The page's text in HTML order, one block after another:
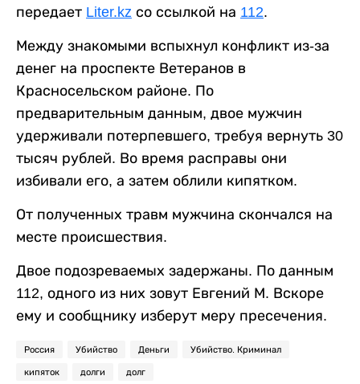
передает Liter.kz со ссылкой на 112.
Между знакомыми вспыхнул конфликт из-за
денег на проспекте Ветеранов в
Красносельском районе. По
предварительным данным, двое мужчин
удерживали потерпевшего, требуя вернуть 30
тысяч рублей. Во время расправы они
избивали его, а затем облили кипятком.
От полученных травм мужчина скончался на
месте происшествия.
Двое подозреваемых задержаны. По данным
112, одного из них зовут Евгений М. Вскоре
ему и сообщнику изберут меру пресечения.
Россия Убийство Деньги Убийство. Криминал
кипяток долги долг